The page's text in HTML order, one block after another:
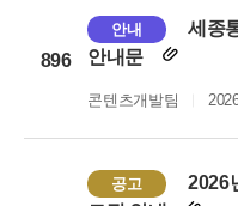
896
안내
세종
안내문
콘텐츠개발팀
공고
2026